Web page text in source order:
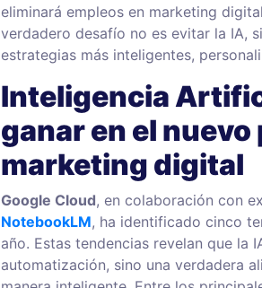
eliminará empleos en marketing
verdadero desafío no es evitar la IA,
estrategias más inteligentes,
Inteligencia
ganar en el
marketing digital
Google Cloud, en colaboración con
NotebookLM, ha identificado cinco
año. Estas tendencias revelan que la
automatización, sino una verdadera